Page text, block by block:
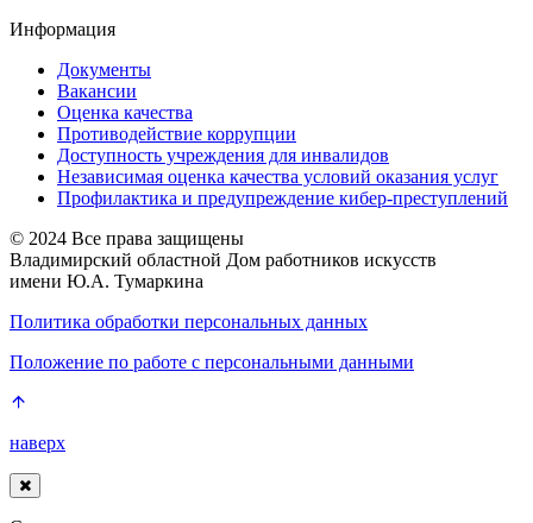
Информация
Документы
Вакансии
Оценка качества
Противодействие коррупции
Доступность учреждения для инвалидов
Независимая оценка качества условий оказания услуг
Профилактика и предупреждение кибер-преступлений
© 2024 Все права защищены
Владимирский областной Дом работников искусств
имени Ю.А. Тумаркина
Политика обработки персональных данных
Положение по работе с персональными данными
наверх